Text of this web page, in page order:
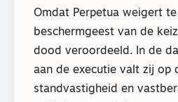
Omdat Perpetua weigert
beschermgeest van de
dood veroordeeld. In de
aan de executie valt zij op
standvastigheid en